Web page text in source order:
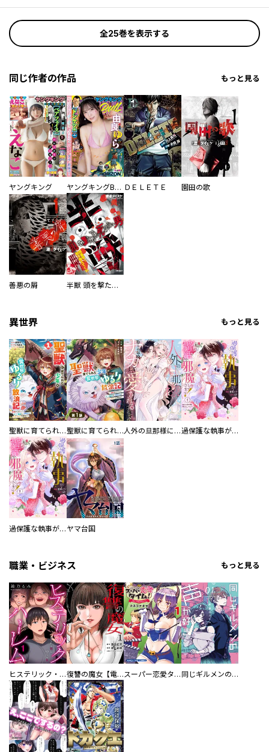
全25巻を表示する
同じ作者の作品 もっと見る
ヤングキング ヤングキングBULL ＤＥＬＥＴＥ 園田の歌
善悪の屑 半獣 頭を撃たれても死なない男
異世界 もっと見る
聖獣に育てられた少年の異世界ゆるり放浪記～神様からもらったチート魔法で、仲間たちとスローライフを満喫中～ 聖獣に育てられた少年の異世界ゆるり放浪記～神様からもらったチート魔法で、仲間たちとスローライフを満喫中～【分冊版】 人外の旦那様に娶られ毎晩ナカまで愛される…。アンソロジー 過保護な執事が私の婚活を邪魔してきます！ 分冊版
過保護な執事が私の婚活を邪魔してきます！ ヤマ台国
職業・ビジネス もっと見る
ヒステリック・ハーレム～搾られる男と堕ちる女～【電子単行本版】 復讐の魔女【電子単行本版】 スーパー恋愛タイム！～現場でドＳな彼女は自宅でデレる～ 同じギルメンの声が好き